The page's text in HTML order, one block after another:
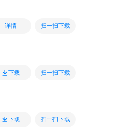
详情 扫一扫下载
下载 扫一扫下载
下载 扫一扫下载